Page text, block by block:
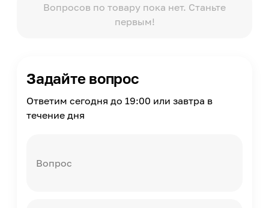
Прочность на сжатие
24
Масса
Вопросов по товару пока нет. Станьте
первым!
Задайте вопрос
Ответим сегодня до 19:00 или завтра в
течение дня
Вопрос